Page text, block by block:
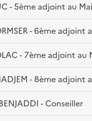
- 5ème adjoint au
- 6ème adjoint
- 7ème adjoint au
- 8ème adjoint
- Conseiller